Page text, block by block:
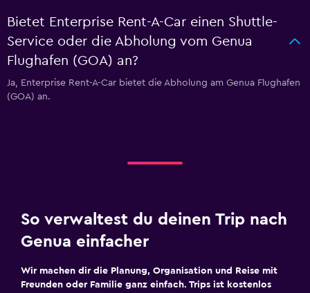
Bietet Enterprise Rent-A-Car einen Shuttle-
Service oder die Abholung vom Genua
Flughafen (GOA) an?
Ja, Enterprise Rent-A-Car bietet die Abholung am Genua Flughafen
(GOA) an.
So verwaltest du deinen Trip nach
Genua einfacher
Wir machen dir die Planung, Organisation und Reise mit
Freunden oder Familie ganz einfach. Trips ist kostenlos